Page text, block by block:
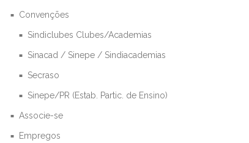
Convenções
Sindiclubes Clubes/Academias
Sinacad / Sinepe / Sindiacademias
Secraso
Sinepe/PR (Estab. Partic. de Ensino)
Associe-se
Empregos